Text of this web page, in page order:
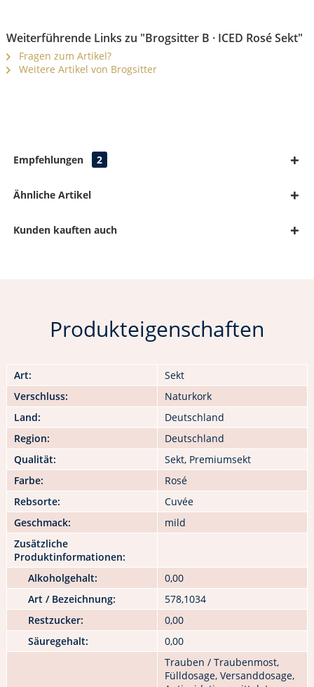
Weiterführende Links zu "Brogsitter B · ICED Rosé Sekt"
Fragen zum Artikel?
Weitere Artikel von Brogsitter
Empfehlungen 2
Ähnliche Artikel
Kunden kauften auch
Produkteigenschaften
Art:
Sekt
Verschluss:
Naturkork
Land:
Deutschland
Region:
Deutschland
Qualität:
Sekt, Premiumsekt
Farbe:
Rosé
Rebsorte:
Cuvée
Geschmack:
mild
Zusätzliche
Produktinformationen:
Alkoholgehalt:
0,00
Art / Bezeichnung:
578,1034
Restzucker:
0,00
Säuregehalt:
0,00
Trauben / Traubenmost,
Fülldosage, Versanddosage,